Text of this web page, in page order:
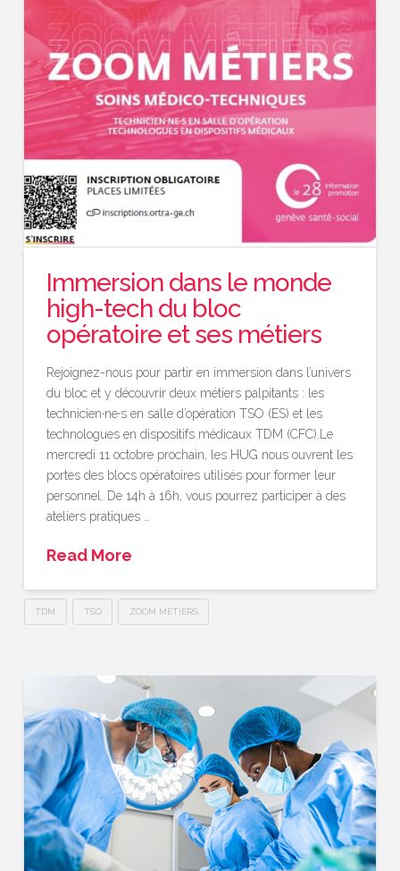
Immersion dans le monde
high-tech du bloc
opératoire et ses métiers
Rejoignez-nous pour partir en immersion dans l’univers
du bloc et y découvrir deux métiers palpitants : les
technicien·ne·s en salle d’opération TSO (ES) et les
technologues en dispositifs médicaux TDM (CFC).Le
mercredi 11 octobre prochain, les HUG nous ouvrent les
portes des blocs opératoires utilisés pour former leur
personnel. De 14h à 16h, vous pourrez participer à des
ateliers pratiques …
Read More
TDM TSO ZOOM MÉTIERS